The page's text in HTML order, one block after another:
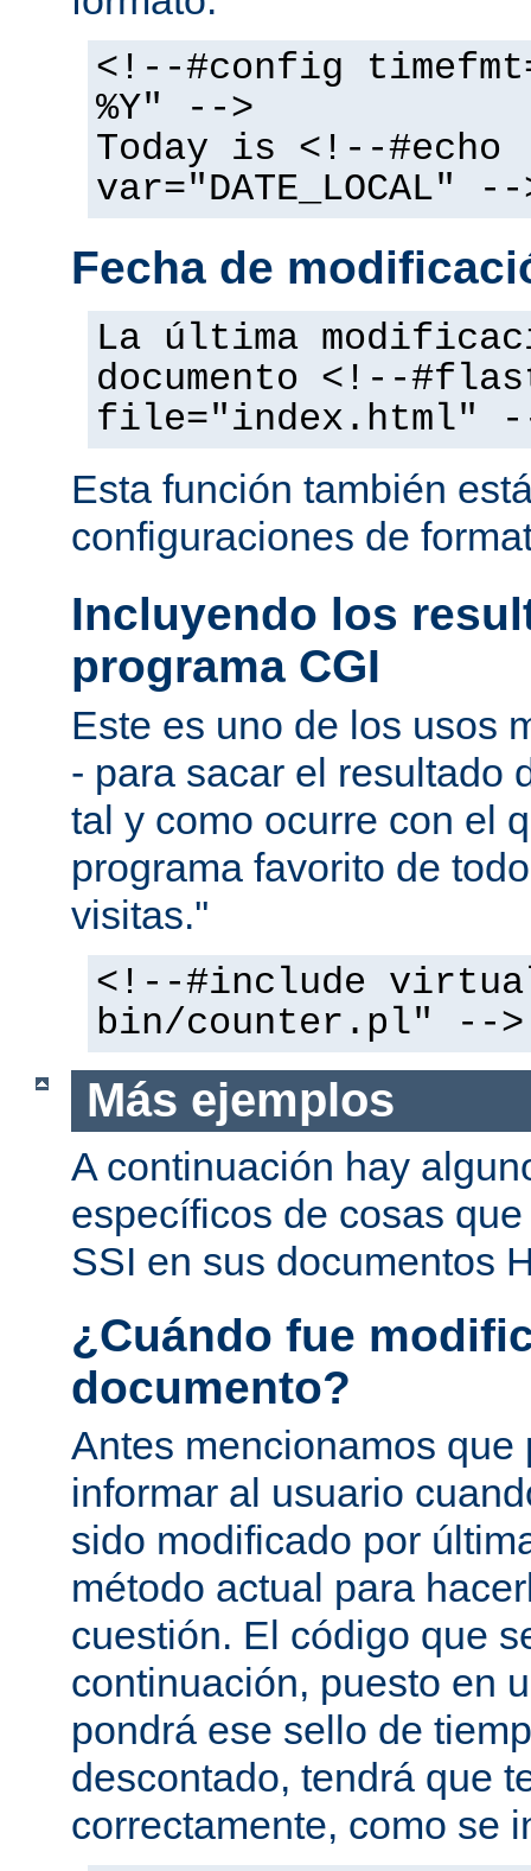
<!--#config
%Y" -->
Today is <!--#echo
var="DATE_LOCAL" --
Fecha de
La última
documento <!--
file="index.html"
Esta función también
configuraciones de
Incluyendo los
programa CGI
Este es uno de los usos
- para sacar el resultado
tal y como ocurre con el
programa favorito de
visitas.''
<!--#include
bin/counter.pl" -->
Más ejemplos
A continuación hay
específicos de cosas
SSI en sus documentos
¿Cuándo fue
documento?
Antes mencionamos que
informar al usuario
sido modificado por
método actual para
cuestión. El código que
continuación, puesto en
pondrá ese sello de
descontado, tendrá que
correctamente, como se